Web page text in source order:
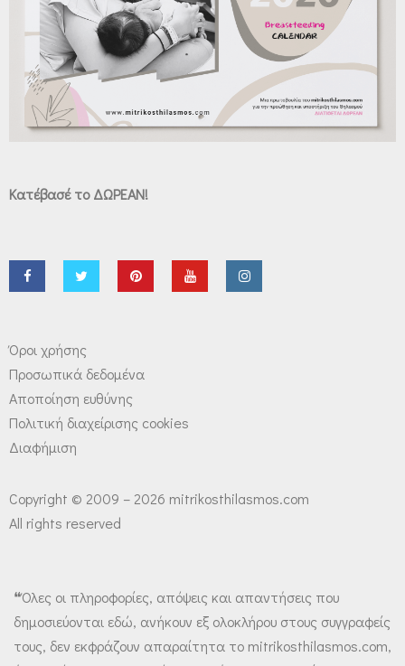
Κατέβασέ το ΔΩΡΕΑΝ!
Όροι χρήσης
Προσωπικά δεδομένα
Αποποίηση ευθύνης
Πολιτική διαχείρισης cookies
Διαφήμιση
Copyright © 2009 – 2026 mitrikosthilasmos.com
All rights reserved
❝Όλες οι πληροφορίες, απόψεις και απαντήσεις που
δημοσιεύονται εδώ, ανήκουν εξ ολοκλήρου στους συγγραφείς
τους, δεν εκφράζουν απαραίτητα το mitrikosthilasmos.com,